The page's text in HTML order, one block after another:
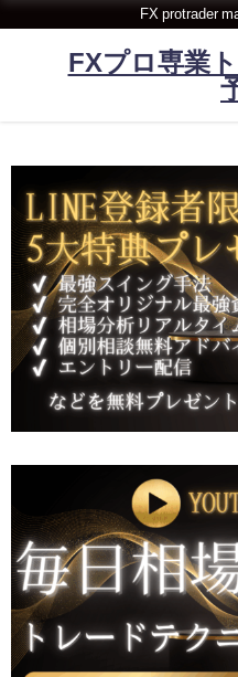
FX protrader
FXプロ専業